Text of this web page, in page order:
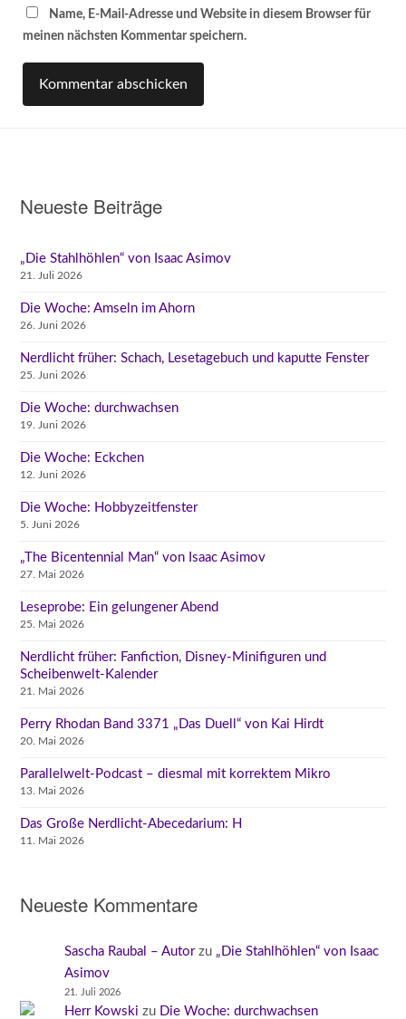
Name, E-Mail-Adresse und Website in diesem Browser für
meinen nächsten Kommentar speichern.
Neueste Beiträge
„Die Stahlhöhlen“ von Isaac Asimov
21. Juli 2026
Die Woche: Amseln im Ahorn
26. Juni 2026
Nerdlicht früher: Schach, Lesetagebuch und kaputte Fenster
25. Juni 2026
Die Woche: durchwachsen
19. Juni 2026
Die Woche: Eckchen
12. Juni 2026
Die Woche: Hobbyzeitfenster
5. Juni 2026
„The Bicentennial Man“ von Isaac Asimov
27. Mai 2026
Leseprobe: Ein gelungener Abend
25. Mai 2026
Nerdlicht früher: Fanfiction, Disney-Minifiguren und
Scheibenwelt-Kalender
21. Mai 2026
Perry Rhodan Band 3371 „Das Duell“ von Kai Hirdt
20. Mai 2026
Parallelwelt-Podcast – diesmal mit korrektem Mikro
13. Mai 2026
Das Große Nerdlicht-Abecedarium: H
11. Mai 2026
Neueste Kommentare
Sascha Raubal – Autorzu „Die Stahlhöhlen“ von Isaac
Asimov
21. Juli 2026
Herr Kowski zu Die Woche: durchwachsen